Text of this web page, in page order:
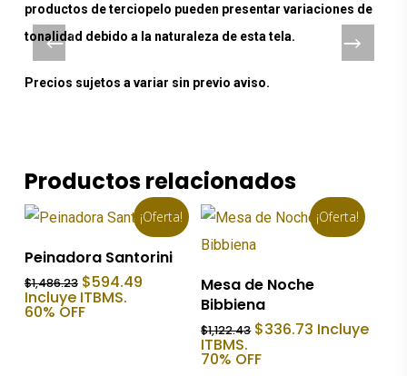
productos de terciopelo pueden presentar variaciones de
tonalidad debido a la naturaleza de esta tela.
Precios sujetos a variar sin previo aviso.
Productos relacionados
¡Oferta!
Añadir Al Carrito
Peinadora Santorini
$1,486.23 El
precio
original
$594.49El
$594.49.
Incluye ITBMS.
60% OFF
¡Oferta!
Añadir Al Carrito
Mesa de Noche
Bibbiena
$1,122.43 El
original
$336.73 El
precio
Incluye
ITBMS.
70% OFF